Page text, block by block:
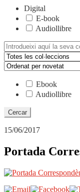
Digital
E-book
Audiollibre
Cerca:
Ebook
Audiollibre
15/06/2017
Portada